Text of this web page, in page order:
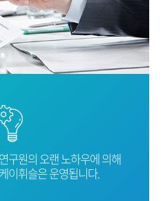
구원의 오랜노하우에 의해
케이휘슬은 운영됩니다.